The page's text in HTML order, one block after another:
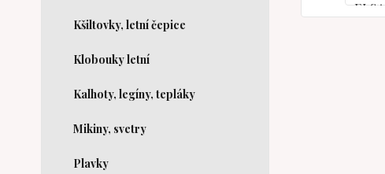
Kšiltovky, letní čepice
Klobouky letní
Kalhoty, legíny, tepláky
Mikiny, svetry
Plavky